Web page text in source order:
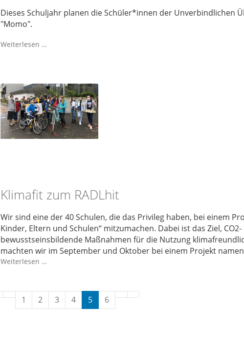
Dieses Schuljahr planen die Schüler*innen der Unverbindlichen
"Momo".
Weiterlesen …
Klimafit zum RADLhit
Wir sind eine der 40 Schulen, die das Privileg haben, bei einem
Kinder, Eltern und Schulen“ mitzumachen. Dabei ist das Ziel,
bewusstseinsbildende Maßnahmen für die Nutzung
machten wir im September und Oktober bei einem Projekt
Weiterlesen …
1 2 3 4 5 6